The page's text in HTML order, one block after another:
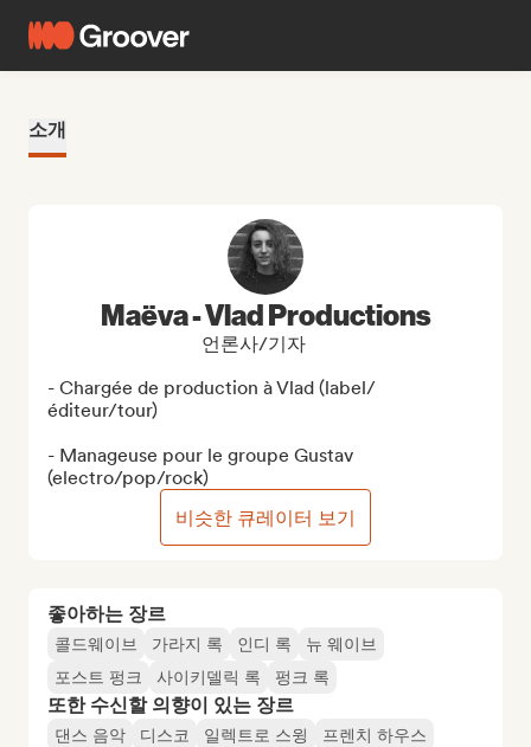
소개
좋아하는 장르
콜드웨이브 가라지 록 인디 록
뉴 웨이브
포스트 펑크
사이키델릭 록 펑크 록
또한 수신할 의향이 있는 장르
댄스 음악 디스코 일렉트로 스윙
프렌치 하우스
Maëva - Vlad Productions
언론사/기자
- Chargée de production à Vlad (label/
éditeur/tour)
- Manageuse pour le groupe Gustav
(electro/pop/rock)
비슷한 큐레이터 보기